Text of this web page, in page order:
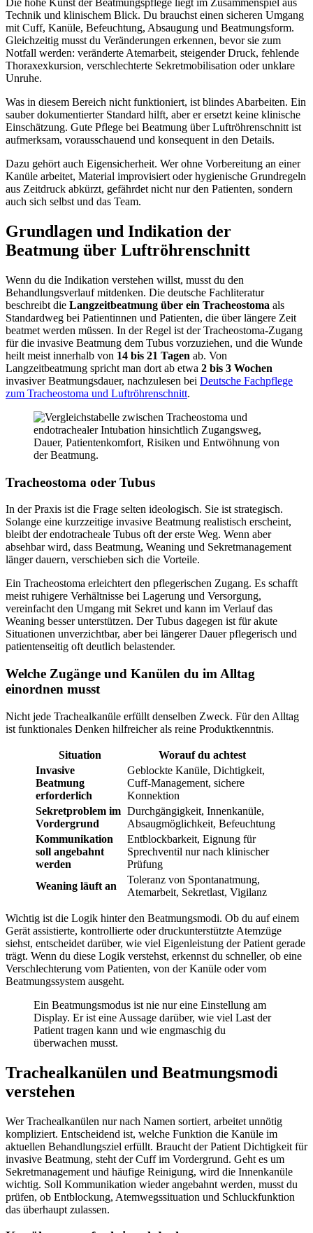
Die hohe Kunst der Beatmungspflege liegt im Zusammenspiel aus
Technik und klinischem Blick. Du brauchst einen sicheren Umgang
mit Cuff, Kanüle, Befeuchtung, Absaugung und Beatmungsform.
Gleichzeitig musst du Veränderungen erkennen, bevor sie zum
Notfall werden: veränderte Atemarbeit, steigender Druck, fehlende
Thoraxexkursion, verschlechterte Sekretmobilisation oder unklare
Unruhe.
Was in diesem Bereich nicht funktioniert, ist blindes Abarbeiten. Ein
sauber dokumentierter Standard hilft, aber er ersetzt keine klinische
Einschätzung. Gute Pflege bei Beatmung über Luftröhrenschnitt ist
aufmerksam, vorausschauend und konsequent in den Details.
Dazu gehört auch Eigensicherheit. Wer ohne Vorbereitung an einer
Kanüle arbeitet, Material improvisiert oder hygienische Grundregeln
aus Zeitdruck abkürzt, gefährdet nicht nur den Patienten, sondern
auch sich selbst und das Team.
Grundlagen und Indikation der
Beatmung über Luftröhrenschnitt
Wenn du die Indikation verstehen willst, musst du den
Behandlungsverlauf mitdenken. Die deutsche Fachliteratur
beschreibt die Langzeitbeatmung über ein Tracheostoma als
Standardweg bei Patientinnen und Patienten, die über längere Zeit
beatmet werden müssen. In der Regel ist der Tracheostoma-Zugang
für die invasive Beatmung dem Tubus vorzuziehen, und die Wunde
heilt meist innerhalb von 14 bis 21 Tagen ab. Von
Langzeitbeatmung spricht man dort ab etwa 2 bis 3 Wochen
invasiver Beatmungsdauer, nachzulesen bei Deutsche Fachpflege
zum Tracheostoma und Luftröhrenschnitt.
Tracheostoma oder Tubus
In der Praxis ist die Frage selten ideologisch. Sie ist strategisch.
Solange eine kurzzeitige invasive Beatmung realistisch erscheint,
bleibt der endotracheale Tubus oft der erste Weg. Wenn aber
absehbar wird, dass Beatmung, Weaning und Sekretmanagement
länger dauern, verschieben sich die Vorteile.
Ein Tracheostoma erleichtert den pflegerischen Zugang. Es schafft
meist ruhigere Verhältnisse bei Lagerung und Versorgung,
vereinfacht den Umgang mit Sekret und kann im Verlauf das
Weaning besser unterstützen. Der Tubus dagegen ist für akute
Situationen unverzichtbar, aber bei längerer Dauer pflegerisch und
patientenseitig oft deutlich belastender.
Welche Zugänge und Kanülen du im Alltag
einordnen musst
Nicht jede Trachealkanüle erfüllt denselben Zweck. Für den Alltag
ist funktionales Denken hilfreicher als reine Produktkenntnis.
Situation
Worauf du achtest
Invasive
Beatmung
erforderlich
Geblockte Kanüle, Dichtigkeit,
Cuff-Management, sichere
Konnektion
Sekretproblem im
Vordergrund
Durchgängigkeit, Innenkanüle,
Absaugmöglichkeit, Befeuchtung
Kommunikation
soll angebahnt
werden
Entblockbarkeit, Eignung für
Sprechventil nur nach klinischer
Prüfung
Weaning läuft an
Toleranz von Spontanatmung,
Atemarbeit, Sekretlast, Vigilanz
Wichtig ist die Logik hinter den Beatmungsmodi. Ob du auf einem
Gerät assistierte, kontrollierte oder druckunterstützte Atemzüge
siehst, entscheidet darüber, wie viel Eigenleistung der Patient gerade
trägt. Wenn du diese Logik verstehst, erkennst du schneller, ob eine
Verschlechterung vom Patienten, von der Kanüle oder vom
Beatmungssystem ausgeht.
Ein Beatmungsmodus ist nie nur eine Einstellung am
Display. Er ist eine Aussage darüber, wie viel Last der
Patient tragen kann und wie engmaschig du
überwachen musst.
Trachealkanülen und Beatmungsmodi
verstehen
Wer Trachealkanülen nur nach Namen sortiert, arbeitet unnötig
kompliziert. Entscheidend ist, welche Funktion die Kanüle im
aktuellen Behandlungsziel erfüllt. Braucht der Patient Dichtigkeit für
invasive Beatmung, steht der Cuff im Vordergrund. Geht es um
Sekretmanagement und häufige Reinigung, wird die Innenkanüle
wichtig. Soll Kommunikation wieder angebahnt werden, musst du
prüfen, ob Entblockung, Atemwegssituation und Schluckfunktion
das überhaupt zulassen.